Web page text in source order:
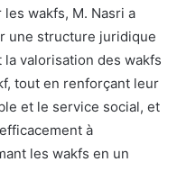
les wakfs, M. Nasri a
une structure juridique
valorisation des wakfs
tout en renforçant leur
et le service social, et
à
les wakfs en un